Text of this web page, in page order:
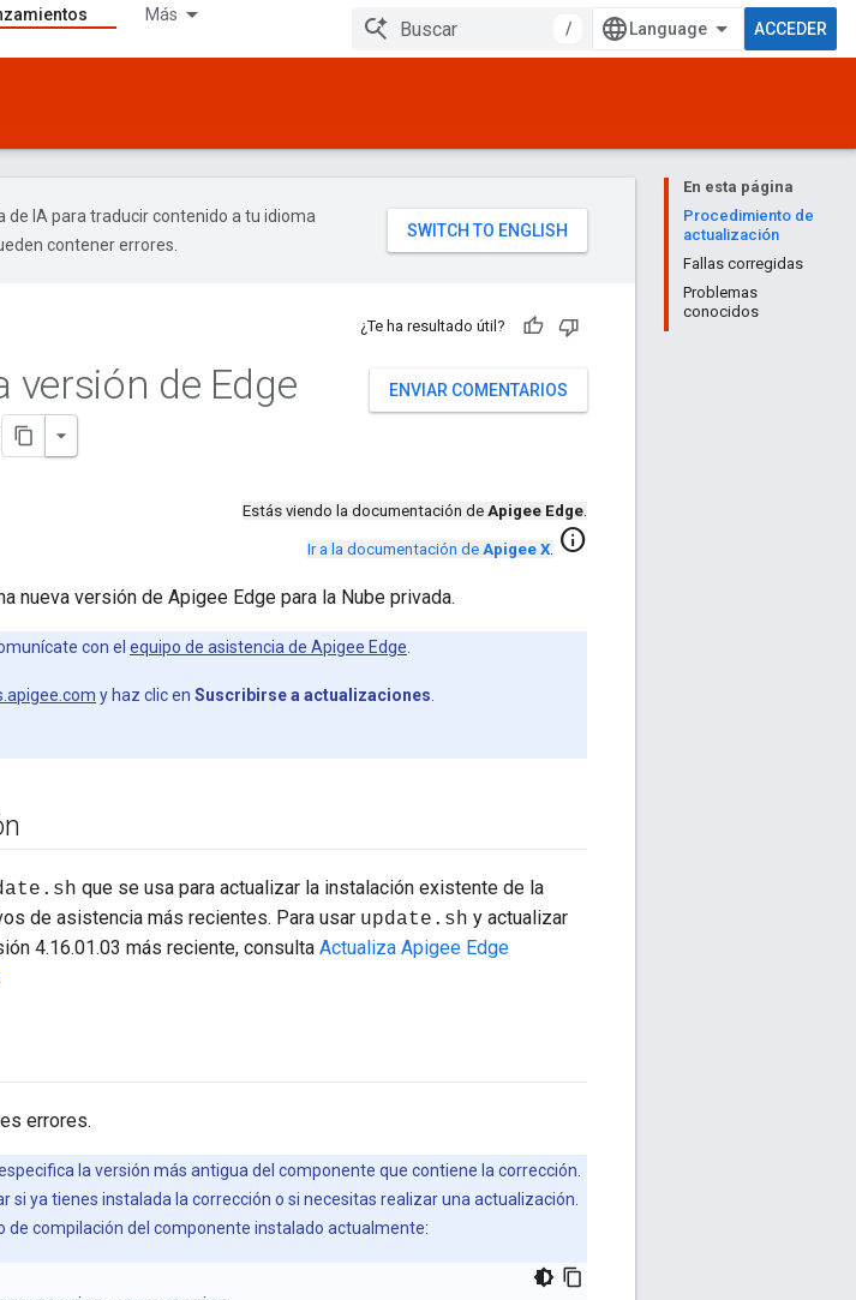
Más
/ ACCEDER
En esta página
Procedimiento de
actualización
Fallas corregidas
Problemas
conocidos
de IA para traducir contenido a tu idioma
contener errores.
¿Te ha resultado útil?
ENVIAR COMENTARIOS
versión de Edge
Estás viendo la documentación de Apigee Edge.
Ir a la documentación de Apigee X. info
nueva versión de Apigee Edge para la Nube privada.
con el equipo de asistencia de Apigee Edge
y haz clic en Suscribirse a actualizaciones
que se usa para actualizar la instalación existente de la
de asistencia más recientes. Para usar update.sh y actualizar
4.16.01.03 más reciente, consulta Actualiza Apigee Edge
errores.
la versión más antigua del componente que contiene la corrección.
ya tienes instalada la corrección o si necesitas realizar una actualización.
de compilación del componente instalado actualmente: